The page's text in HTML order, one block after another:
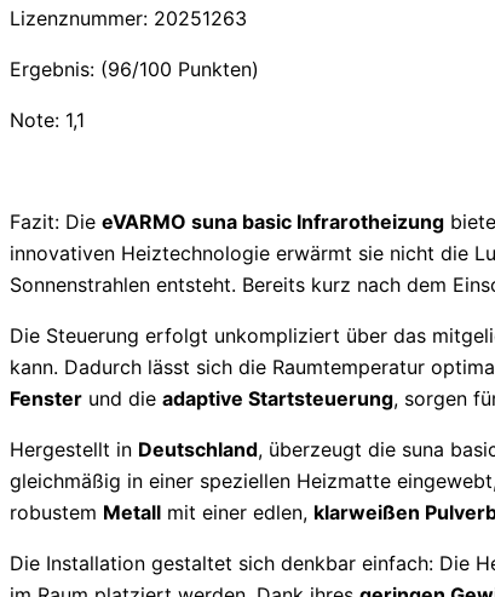
Lizenznummer: 20251263
Ergebnis: (96/100 Punkten)
Note: 1,1
Fazit: Die eVARMO suna basic Infrarotheizung
innovativen Heiztechnologie erwärmt sie nicht die
Sonnenstrahlen entsteht. Bereits kurz nach dem
Die Steuerung erfolgt unkompliziert über das
kann. Dadurch lässt sich die Raumtemperatur
Fenster und die adaptive Startsteuerung, sorgen
Hergestellt in Deutschland, überzeugt die suna
gleichmäßig in einer speziellen Heizmatte
robustem Metall mit einer edlen, klarweißen
Die Installation gestaltet sich denkbar einfach: Die